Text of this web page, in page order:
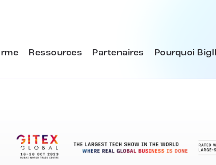
Ressources Partenaires Pourquoi